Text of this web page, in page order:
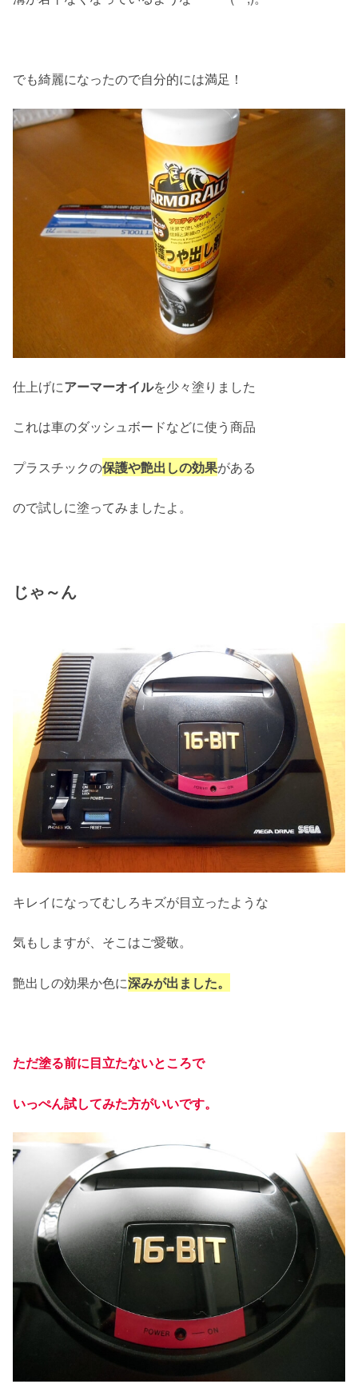
でも綺麗になったので自分的には満足！
仕上げにアーマーオイルを少々塗りました
これは車のダッシュボードなどに使う商品
プラスチックの保護や艶出しの効果がある
ので試しに塗ってみましたよ。
じゃ～ん
キレイになってむしろキズが目立ったような
気もしますが、そこはご愛敬。
艶出しの効果か色に深みが出ました。
ただ塗る前に目立たないところで
いっぺん試してみた方がいいです。